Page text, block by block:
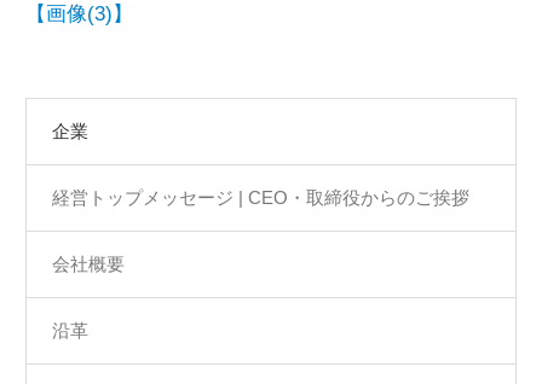
企業
経営トップメッセージ | CEO・取締役からのご挨拶
会社概要
沿革
【画像(3)】